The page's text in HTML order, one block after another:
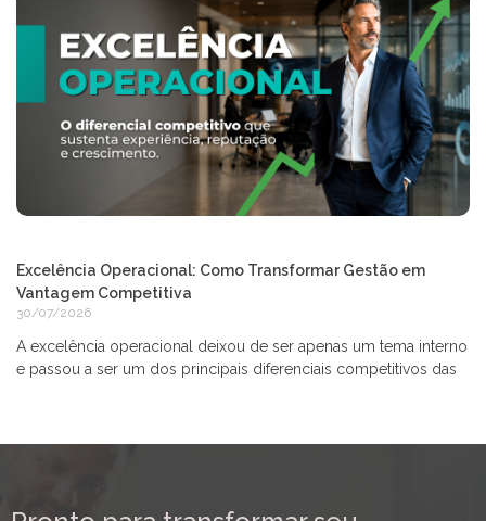
Excelência Operacional: Como Transformar Gestão em
Vantagem Competitiva
30/07/2026
A excelência operacional deixou de ser apenas um tema interno
e passou a ser um dos principais diferenciais competitivos das